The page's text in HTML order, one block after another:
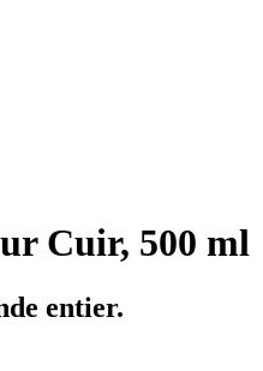
Cuir, 500 ml
entier.